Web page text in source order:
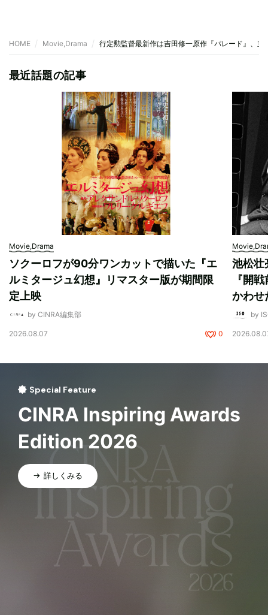
HOME Movie,Drama 行定勲監督最新作は吉田修一原作『パレード』、主
最近話題の記事
Movie,Drama
ソクーロフが90分ワンカットで描いた『エ
ルミタージュ幻想』リマスター版が期間限
定上映
by CINRA編集部
2026.08.07 0
池松壮
『開
かわせ
by
Special Feature
CINRA Inspiring Awards
Edition 2026
詳しくみる